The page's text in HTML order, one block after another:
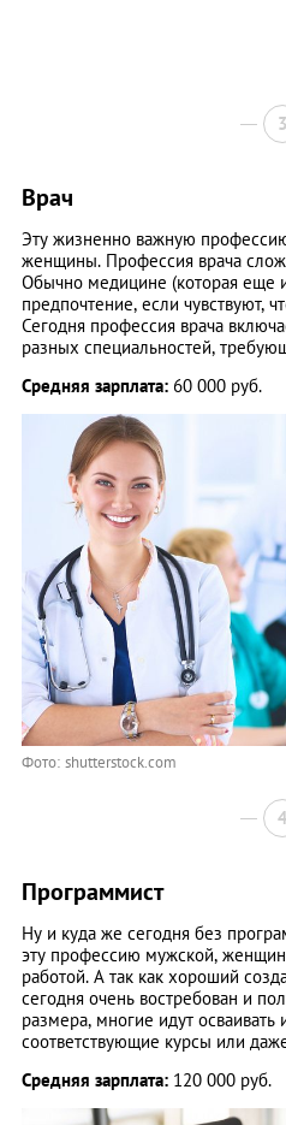
3
Врач
Эту жизненно важную
женщины. Профессия врача
Обычно медицине (которая еще
предпочтение, если чувствуют,
Сегодня профессия врача
разных специальностей,
Средняя зарплата: 60 000 руб.
Фото: shutterstock.com
4
Программист
Ну и куда же сегодня без
эту профессию мужской,
работой. А так как хороший
сегодня очень востребован и
размера, многие идут
соответствующие курсы или
Средняя зарплата: 120 000 руб.